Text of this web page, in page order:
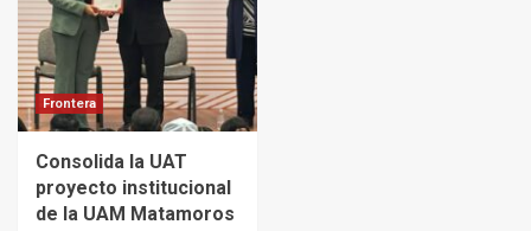
Frontera
Consolida la UAT
proyecto institucional
de la UAM Matamoros